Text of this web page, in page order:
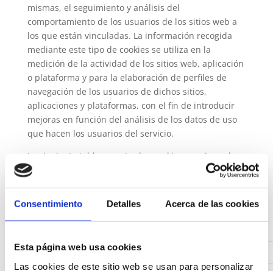
Consentimiento Detalles Acerca de las cookies
Esta página web usa cookies
Las cookies de este sitio web se usan para personalizar
mismas, el seguimiento y análisis del
comportamiento de los usuarios de los sitios web a
los que están vinculadas. La información recogida
mediante este tipo de cookies se utiliza en la
medición de la actividad de los sitios web, aplicación
o plataforma y para la elaboración de perfiles de
navegación de los usuarios de dichos sitios,
aplicaciones y plataformas, con el fin de introducir
mejoras en función del análisis de los datos de uso
que hacen los usuarios del servicio.
La siguiente tabla muestra las cookies propias y de
terceros que utilizamos en la web y la finalidad para
incluirse en una tabla, similar a la siguiente, las
sólo son un ejemplo):
NOMBRE TIPO